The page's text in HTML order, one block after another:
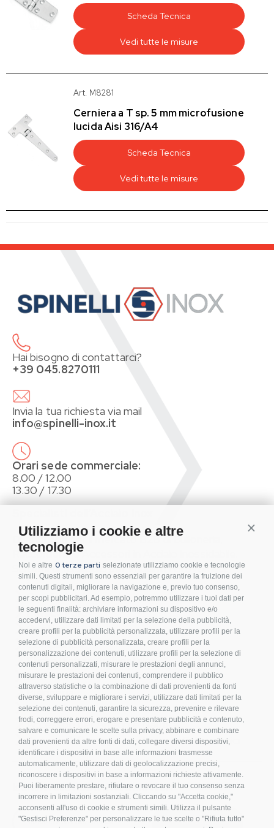
Utilizziamo i cookie e altre
tecnologie
Noi e altre 0 terze parti selezionate utilizziamo cookie e tecnologie
simili. Questi strumenti sono essenziali per garantire la fruizione dei
contenuti digitali, migliorare la navigazione e, previo tuo consenso,
per scopi pubblicitari. Ad esempio, potremmo utilizzare i tuoi dati per
le seguenti finalità: archiviare informazioni su dispositivo e/o
accedervi, utilizzare dati limitati per la selezione della pubblicità,
creare profili per la pubblicità personalizzata, utilizzare profili per la
selezione di pubblicità personalizzata, creare profili per la
personalizzazione dei contenuti, utilizzare profili per la selezione di
contenuti personalizzati, misurare le prestazioni degli annunci,
misurare le prestazioni dei contenuti, comprendere il pubblico
attraverso statistiche o la combinazione di dati provenienti da fonti
diverse, sviluppare e migliorare i servizi, utilizzare dati limitati per la
selezione dei contenuti, garantire la sicurezza, prevenire e rilevare
frodi, correggere errori, erogare e presentare pubblicità e contenuto,
salvare e comunicare le scelte sulla privacy, abbinare e combinare
dati provenienti da altre fonti di dati, collegare diversi dispositivi,
identificare i dispositivi in base alle informazioni trasmesse
automaticamente, utilizzare dati di geolocalizzazione precisi,
riconoscere i dispositivi in base a informazioni richieste attivamente.
Puoi liberamente prestare, rifiutare o revocare il tuo consenso senza
incorrere in limitazioni sostanziali. Cliccando su "Accetta cookie,"
acconsenti all'uso di cookie e strumenti simili. Utilizza il pulsante
"Gestisci Preferenze" per personalizzare le tue scelte o "Rifiuta tutto"
Scheda Tecnica
Vedi tutte le misure
Art. M8281
Cerniera a T sp. 5 mm microfusione
lucida Aisi 316/A4
Scheda Tecnica
Vedi tutte le misure
Hai bisogno di contattarci?
+39 045.8270111
Invia la tua richiesta via mail
info@spinelli-inox.it
Orari sede commerciale:
8.00 / 12.00
13.30 / 17.30
Distributori per il mercato B2B di Bulloneria,
Raccorderia e Accessori in Acciaio Inossidabile.
Sistemi di fissaggio per Impianti Fotovoltaici.
Condizioni d’acquisto
Privacy Policy
Cookies
Compliance
Etichettatura Ambientale
FAQ
Bulloneria
Raccorderia
Accessori per Arredo e Nautica
Sistemi di fissaggio per Impianti Fotovoltaici
Iscriviti alla nostra newsletter!
ISCRIVITI